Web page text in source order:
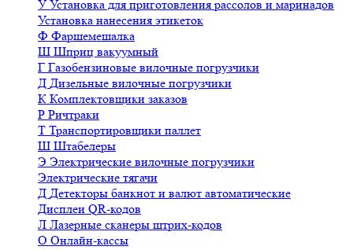
У Установка для приготовления рассолов и маринадов
Установка нанесения этикеток
Ф Фаршемешалка
Ш Шприц вакуумный
Г Газобензиновые вилочные погрузчики
Д Дизельные вилочные погрузчики
К Комплектовщики заказов
Р Ричтраки
Т Транспортировщики паллет
Ш Штабелеры
Э Электрические вилочные погрузчики
Электрические тягачи
Д Детекторы банкнот и валют автоматические
Дисплеи QR-кодов
Л Лазерные сканеры штрих-кодов
О Онлайн-кассы